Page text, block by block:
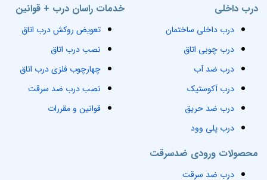
خدمات راسان درب + قوانین
تعویض روکش درب اتاق
نصب درب اتاق
چهارچوب فلزی درب اتاق
نصب درب ضد سرقت
قوانین و مقررات
محصولات ورودی ضدسرقت
درب ضد سرقت
درب داخلی
درب داخلی ساختمان
درب چوبی اتاق
درب ضد آب
درب آکوستیک
درب ضد حریق
درب پلی وود